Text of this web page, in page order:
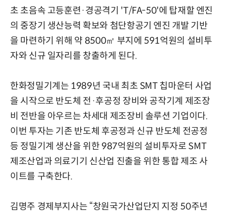
초 초음속 고등훈련·경공격기 'T/FA-50'에 탑재할 엔진
의 중장기 생산능력 확보와 첨단항공기 엔진 개발 기반
을 마련하기 위해 약 8500㎡ 부지에 591억원의 설비투
자와 신규 일자리를 창출하게 된다.
한화정밀기계는 1989년 국내 최초 SMT 칩마운터 사업
을 시작으로 반도체 전·후공정 장비와 공작기계 제조장
비 전반을 아우르는 차세대 제조장비 솔루션 기업이다.
이번 투자는 기존 반도체 후공정과 신규 반도체 전공정
등 정밀기계 생산을 위한 987억원의 설비투자로 SMT
제조산업과 의료기기 신산업 진출을 위한 통합 제조 사
이트를 구축한다.
김명주 경제부지사는 “창원국가산업단지 지정 50주년